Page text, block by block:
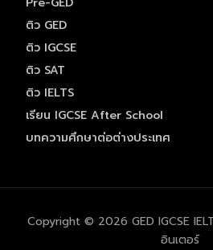
ติว GED
ติว IGCSE
ติว SAT
ติว IELTS
เรียน IGCSE After School
บทความศึกษาต่อต่างประเทศ
Copyright © 2026 GED IGCSE
อินเตอร์